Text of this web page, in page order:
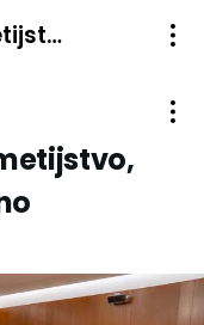
25. seja Komisije za kmetijstvo, gozdarstvo in prehrano